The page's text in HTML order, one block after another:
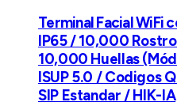
Terminal Facial WiFi
IP65 / 10,000
10,000 Huellas
ISUP 5.0 / Codigos
SIP Estandar / HIK-IA